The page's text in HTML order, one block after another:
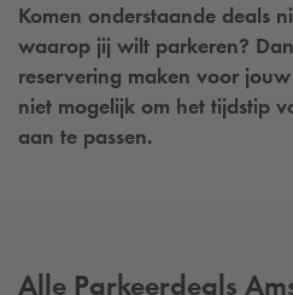
Komen onderstaande deals
waarop jij wilt parkeren?
reservering maken voor
niet mogelijk om het tijdstip
aan te passen.
Alle Parkeerdeals